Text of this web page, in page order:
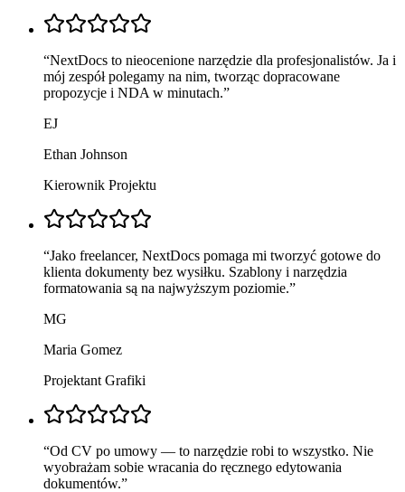
“NextDocs to nieocenione narzędzie dla profesjonalistów. Ja i
mój zespół polegamy na nim, tworząc dopracowane
propozycje i NDA w minutach.”
EJ
Ethan Johnson
Kierownik Projektu
“Jako freelancer, NextDocs pomaga mi tworzyć gotowe do
klienta dokumenty bez wysiłku. Szablony i narzędzia
formatowania są na najwyższym poziomie.”
MG
Maria Gomez
Projektant Grafiki
“Od CV po umowy — to narzędzie robi to wszystko. Nie
wyobrażam sobie wracania do ręcznego edytowania
dokumentów.”